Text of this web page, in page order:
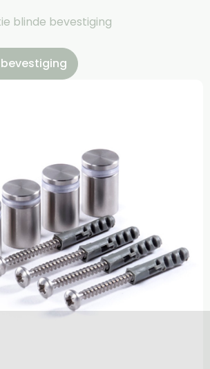
blinde bevestiging